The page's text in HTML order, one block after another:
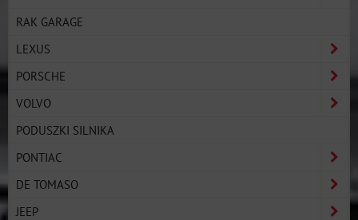
RAK GARAGE
LEXUS
PORSCHE
VOLVO
PODUSZKI SILNIKA
PONTIAC
DE TOMASO
JEEP